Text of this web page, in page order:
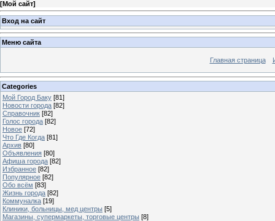
[Мой сайт]
Вход на сайт
Меню сайта
Главная страница
Categories
Мой Город Баку [81]
Новости города [82]
Справочник [82]
Голос города [82]
Новое [72]
Что Где Когда [81]
Архив [80]
Объявления [80]
Афиша города [82]
Избранное [82]
Популярное [82]
Обо всём [83]
Жизнь города [82]
Коммуналка [19]
Клиники, больницы, мед центры [5]
Магазины, супермаркеты, торговые центры [8]